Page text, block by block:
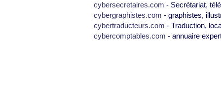
cybersecretaires.com - Secrétariat,
cybergraphistes.com - graphistes,
cybertraducteurs.com - Traduction,
cybercomptables.com - annuaire